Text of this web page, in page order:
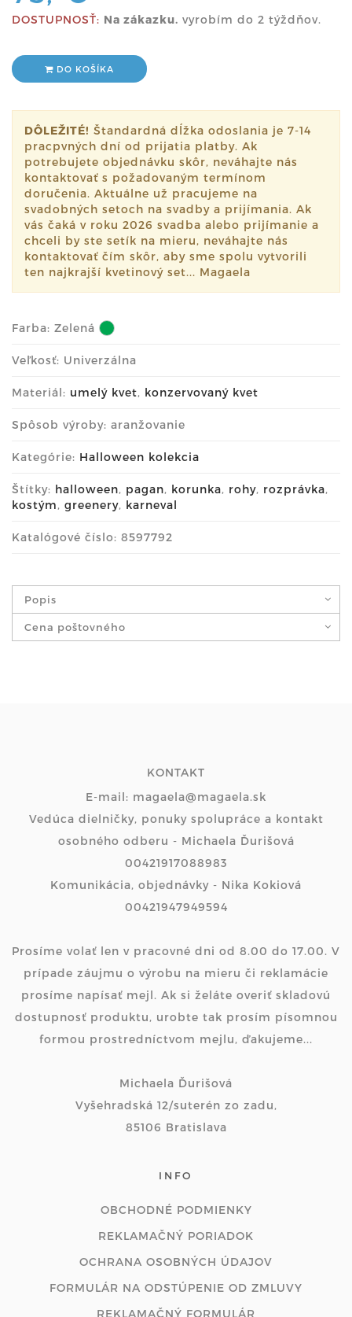
DOSTUPNOSŤ: Na zákazku. vyrobím do 2 týždňov.
DO KOŠÍKA
DÔLEŽITÉ! Štandardná dĺžka odoslania je 7-14
pracpvných dní od prijatia platby. Ak
potrebujete objednávku skôr, neváhajte nás
kontaktovať s požadovaným termínom
doručenia. Aktuálne už pracujeme na
svadobných setoch na svadby a prijímania. Ak
vás čaká v roku 2026 svadba alebo prijímanie a
chceli by ste setík na mieru, neváhajte nás
kontaktovať čím skôr, aby sme spolu vytvorili
ten najkrajší kvetinový set... Magaela
Farba: Zelená
Veľkosť: Univerzálna
Materiál: umelý kvet, konzervovaný kvet
Spôsob výroby: aranžovanie
Kategórie: Halloween kolekcia
Štítky: halloween, pagan, korunka, rohy, rozprávka,
kostým, greenery, karneval
Katalógové číslo: 8597792
Popis
Cena poštovného
KONTAKT
E-mail: magaela@magaela.sk
Vedúca dielničky, ponuky spolupráce a kontakt
osobného odberu - Michaela Ďurišová
00421917088983
Komunikácia, objednávky - Nika Kokiová
00421947949594
Prosíme volať len v pracovné dni od 8.00 do 17.00. V
prípade záujmu o výrobu na mieru či reklamácie
prosíme napísať mejl. Ak si želáte overiť skladovú
dostupnosť produktu, urobte tak prosím písomnou
formou prostredníctvom mejlu, ďakujeme...
Michaela Ďurišová
Vyšehradská 12/suterén zo zadu,
85106 Bratislava
INFO
OBCHODNÉ PODMIENKY
REKLAMAČNÝ PORIADOK
OCHRANA OSOBNÝCH ÚDAJOV
FORMULÁR NA ODSTÚPENIE OD ZMLUVY
REKLAMAČNÝ FORMULÁR